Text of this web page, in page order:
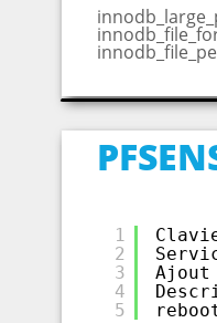
1
2
3
4
5
Ajout